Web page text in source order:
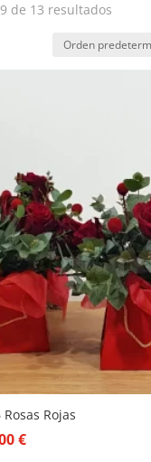
de 13 resultados
Rojas
€Rango